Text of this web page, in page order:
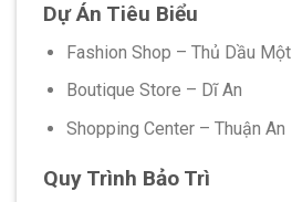
Dự Án Tiêu Biểu
Fashion Shop – Thủ Dầu Một
Boutique Store – Dĩ An
Shopping Center – Thuận An
Quy Trình Bảo Trì